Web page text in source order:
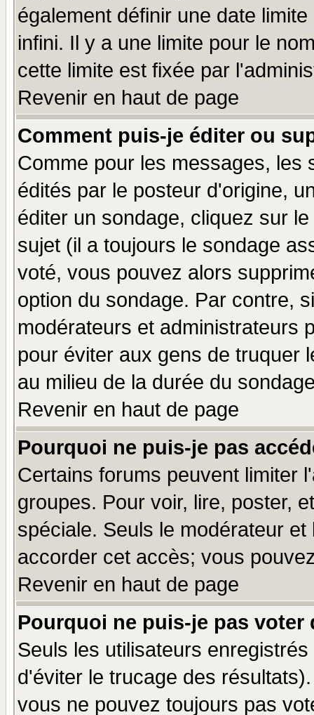
également définir une date
infini. Il y a une limite pour le
cette limite est fixée par
Revenir en haut de page
Comment puis-je éditer ou
Comme pour les messages, les
édités par le posteur d'origine,
éditer un sondage, cliquez sur
sujet (il a toujours le sondage
voté, vous pouvez alors
option du sondage. Par contre,
modérateurs et administrateurs
pour éviter aux gens de truquer
au milieu de la durée du
Revenir en haut de page
Pourquoi ne puis-je pas
Certains forums peuvent limiter
groupes. Pour voir, lire, poster,
spéciale. Seuls le modérateur
accorder cet accès; vous
Revenir en haut de page
Pourquoi ne puis-je pas voter
Seuls les utilisateurs
d'éviter le trucage des
vous ne pouvez toujours pas